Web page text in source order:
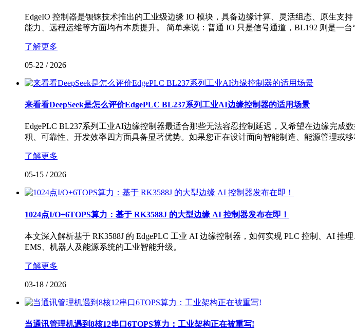
EdgeIO 控制器是钡铼技术推出的工业级边缘 IO 模块，具备边缘计算、灵活组态、原生支
能力、远程运维等方面均有本质提升。 简单来说：普通 IO 只是信号通道，BL192 则是一台
了解更多
05-22 / 2026
来看看DeepSeek是怎么评价EdgePLC BL237系列工业AI边缘控制器的适用场景
EdgePLC BL237系列工业AI边缘控制器最适合那些无法容忍控制延迟，又希望在边缘完成
积、可靠性、开发效率四方面具备显著优势。如果您正在设计面向智能制造、能源管理或
了解更多
05-15 / 2026
1024点I/O+6TOPS算力：基于 RK3588J 的大型边缘 AI 控制器发布在即！
本文深入解析基于 RK3588J 的 EdgePLC 工业 AI 边缘控制器，如何实现 PLC 控制、AI
EMS、机器人及能源系统的工业智能升级。
了解更多
03-18 / 2026
当通讯管理机遇到8核12串口6TOPS算力：工业架构正在被重写!